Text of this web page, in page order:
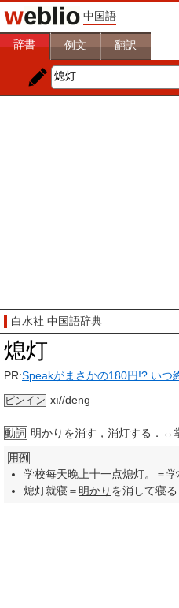
中国語
辞書 例文 翻訳
白水社 中国語辞典
熄灯
PR:Speakがまさかの180円!? いつ
ピンイン xī//dēng
動詞 明かりを消す ， 消灯する ．↔
用例
学校每天晚上十一点熄灯。＝
熄灯就寝＝ 明かり を消して寝る